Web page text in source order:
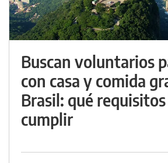
Buscan voluntarios
con casa y comida
Brasil: qué
cumplir